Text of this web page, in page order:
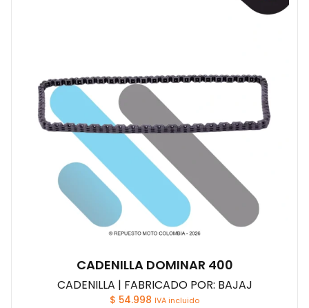
CADENILLA DOMINAR 400
CADENILLA | FABRICADO POR: BAJAJ
$ 54.998 IVA incluido